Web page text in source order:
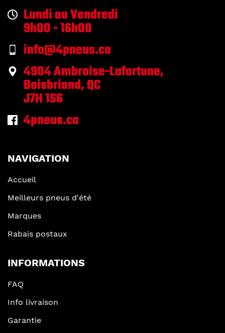
Lundi au Vendredi
9h00 - 16h00
info@4pneus.ca
4904 Ambroise-Lafortune,
Boisbriand, QC
J7H 1S6
4pneus.ca
NAVIGATION
Accueil
Meilleurs pneus d'été
Marques
Rabais postaux
INFORMATIONS
FAQ
Info livraison
Garantie